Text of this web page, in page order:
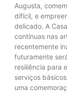
Augusta,
difícil, e
delicado. A
contínuas nas
recentemente
futuramente
resiliência para
serviços
uma